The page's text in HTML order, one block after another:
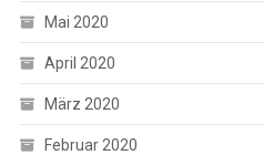
Mai 2020
April 2020
März 2020
Februar 2020